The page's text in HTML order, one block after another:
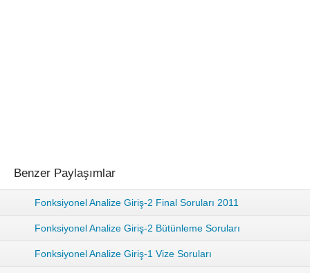
Benzer Paylaşımlar
Fonksiyonel Analize Giriş-2 Final Soruları 2011
Fonksiyonel Analize Giriş-2 Bütünleme Soruları
Fonksiyonel Analize Giriş-1 Vize Soruları